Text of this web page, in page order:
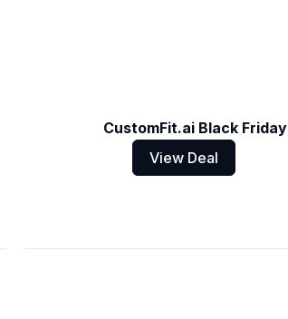
CustomFit.ai Black Friday
View Deal